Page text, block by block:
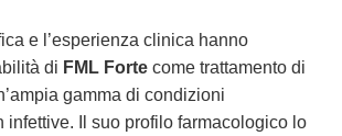
e l’esperienza clinica hanno
di FML Forte come trattamento di
gamma di condizioni
infettive. Il suo profilo farmacologico lo